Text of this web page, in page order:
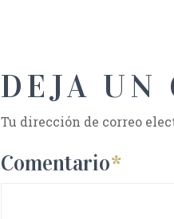
DEJA UN
Tu dirección de correo
Comentario*